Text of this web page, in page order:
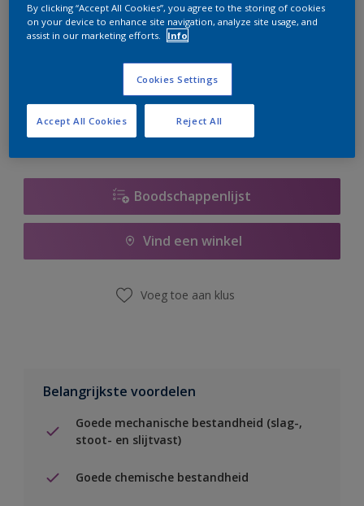
te bestellen. Houd de website in de gaten, we werken
er hard aan om de voorraad aan te vullen.
Boodschappenlijst
Vind een winkel
Voeg toe aan klus
Belangrijkste voordelen
Goede mechanische bestandheid (slag-,
stoot- en slijtvast)
Goede chemische bestandheid
By clicking “Accept All Cookies”, you agree to the storing of cookies
on your device to enhance site navigation, analyze site usage, and
assist in our marketing efforts.
Info
Cookies Settings
Reject All
Accept All Cookies